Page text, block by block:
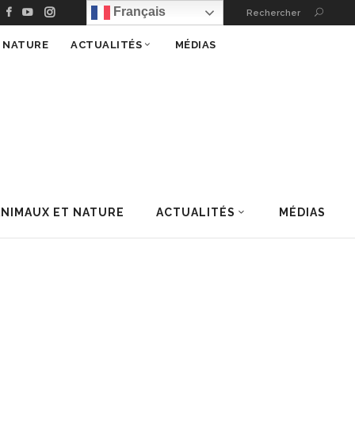
Français Rechercher
ET NATURE ACTUALITÉS MÉDIAS
ACTUALITÉS MÉDIAS